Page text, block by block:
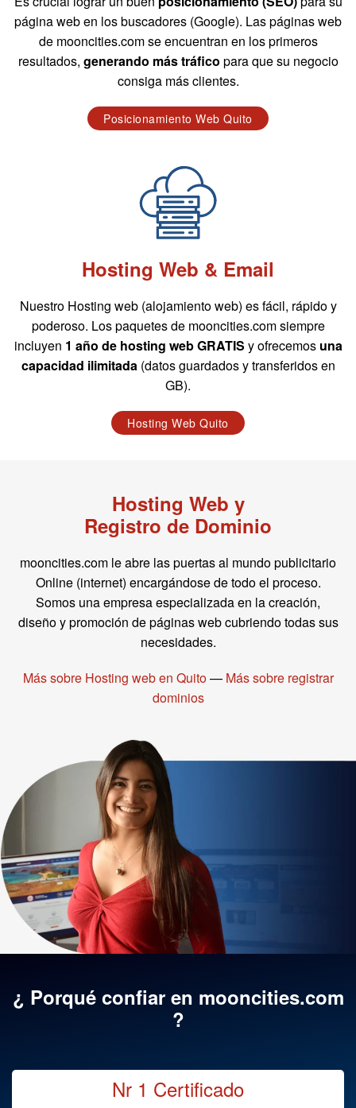
página web en los buscadores (Google). Las páginas web
de mooncities.com se encuentran en los primeros
resultados, generando más tráfico para que su negocio
consiga más clientes.
Posicionamiento Web Quito
Hosting Web & Email
Nuestro Hosting web (alojamiento web) es fácil, rápido y
poderoso. Los paquetes de mooncities.com siempre
incluyen 1 año de hosting web GRATIS y ofrecemos una
capacidad ilimitada (datos guardados y transferidos en
GB).
Hosting Web Quito
Hosting Web y
Registro de Dominio
mooncities.com le abre las puertas al mundo publicitario
Online (internet) encargándose de todo el proceso.
Somos una empresa especializada en la creación,
diseño y promoción de páginas web cubriendo todas sus
necesidades.
Más sobre Hosting web en Quito— Más sobre registrar
dominios
¿ Porqué confiar en mooncities.com
?
Nr 1 Certificado